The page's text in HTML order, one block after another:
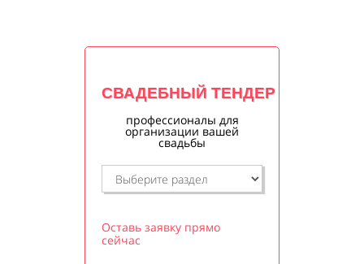
СВАДЕБНЫЙ ТЕНДЕР
профессионалы для
организации вашей
свадьбы
Оставь заявку прямо
сейчас